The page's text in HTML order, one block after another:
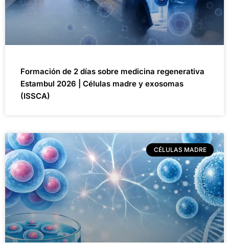
Formación de 2 días sobre medicina regenerativa
Estambul 2026 | Células madre y exosomas
(ISSCA)
CÉLULAS MADRE